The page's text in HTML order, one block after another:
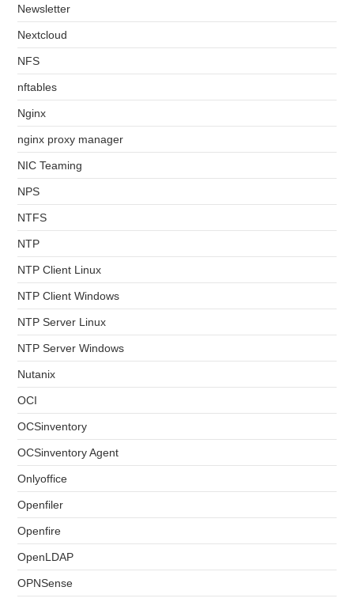
Newsletter
Nextcloud
NFS
nftables
Nginx
nginx proxy manager
NIC Teaming
NPS
NTFS
NTP
NTP Client Linux
NTP Client Windows
NTP Server Linux
NTP Server Windows
Nutanix
OCI
OCSinventory
OCSinventory Agent
Onlyoffice
Openfiler
Openfire
OpenLDAP
OPNSense